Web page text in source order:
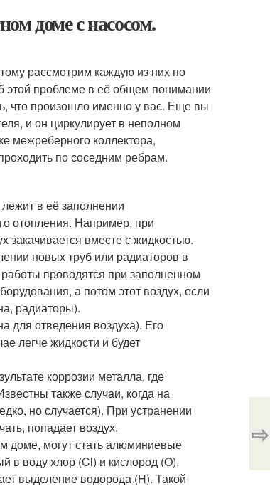
доме с насосом.
рассмотрим каждую из них по
этой проблеме в её общем понимании
что произошло именно у вас. Еще вы
и он циркулирует в неполном
межреберного коллектора,
по соседним ребрам.
в её заполнении
отопления. Например, при
закачивается вместе с жидкостью.
новых труб или радиаторов в
работы проводятся при заполненном
а потом этот воздух, если
радиаторы).
для отведения воздуха). Его
легче жидкости и будет
коррозии металла, где
также случаи, когда на
но случается). При устранении
попадает воздух.
доме, могут стать алюминиевые
в воду хлор (Cl) и кислород (O),
выделение водорода (H). Такой
⇨